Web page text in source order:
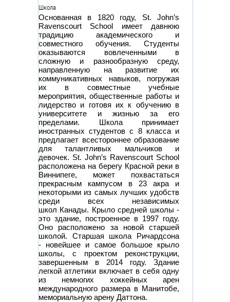
Группа
Школа
Основанная в 1820 году, St. John’s
Ravenscourt School имеет давнюю
традицию академического и
совместного обучения. Студенты
оказываются вовлеченными в
сложную и разнообразную среду,
направленную на развитие их
коммуникативных навыков, погружая
их в совместные учебные
мероприятия, общественные работы и
лидерство и готовя их к обучению в
университете и жизнью за его
пределами. Школа принимает
иностранных студентов с 8 класса и
предлагает всестороннее образование
для талантливых мальчиков и
девочек. St. John’s Ravenscourt School
расположена на берегу Красной реки в
Виннипеге, может похвастаться
прекрасным кампусом в 23 акра и
некоторыми из самых лучших удобств
среди всех независимых
школ Канады. Крыло средней школы -
это здание, построенное в 1997 году.
Оно расположено за новой старшей
школой. Старшая школа Ричардсона
- новейшее и самое большое крыло
школы, с проектом реконструкции,
завершенным в 2014 году. Здание
легкой атлетики включает в себя одну
из немногих хоккейных арен
международного размера в Манитобе,
мемориальную арену Даттона.